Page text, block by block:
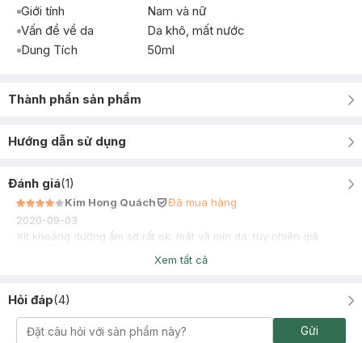
Giới tính
Nam và nữ
Vấn đề về da
Da khô, mất nước
Dung Tích
50ml
Thành phần sản phẩm
Hướng dẫn sử dụng
Đánh giá(1)
Kim Hong Quách
Đã mua hàng
2020-09-03
Xịt khoáng dưỡng ẩm sd rất ok; mát và mịn da; tuy nhiên giá
Xem tất cả
Hỏi đáp(4)
Gửi